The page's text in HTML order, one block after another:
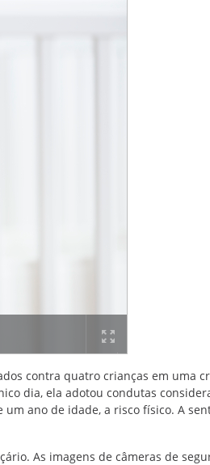
contra quatro crianças em uma
dia, ela adotou condutas
ano de idade, a risco físico. A
As imagens de câmeras de